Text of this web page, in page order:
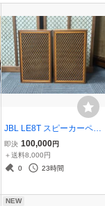
JBL LE8T スピーカーペ
ア。動作品。
即決 100,000円
＋送料8,000円
0
23時間
NEW